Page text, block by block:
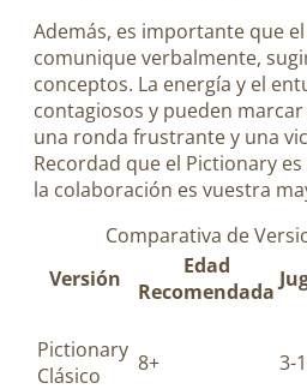
Además, es importante que
comunique verbalmente,
conceptos. La energía y el
contagiosos y pueden
una ronda frustrante y una
Recordad que el Pictionary
la colaboración es vuestra
Comparativa de
Versión
Edad
Recomendada
Pictionary
Clásico
8+ 3-